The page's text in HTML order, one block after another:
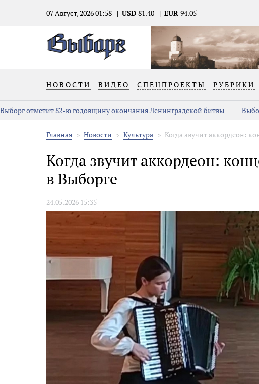
07 Август, 2026 01:58 USD 81.40 EUR 94.05
НОВОСТИ ВИДЕО СПЕЦПРОЕКТЫ РУБРИКИ
Выборг отметит 82-ю годовщину окончания Ленинградской битвы
Главная Новости Культура Когда звучит аккордеон:
Когда звучит аккордеон:
в Выборге
24.05.2026 15:35